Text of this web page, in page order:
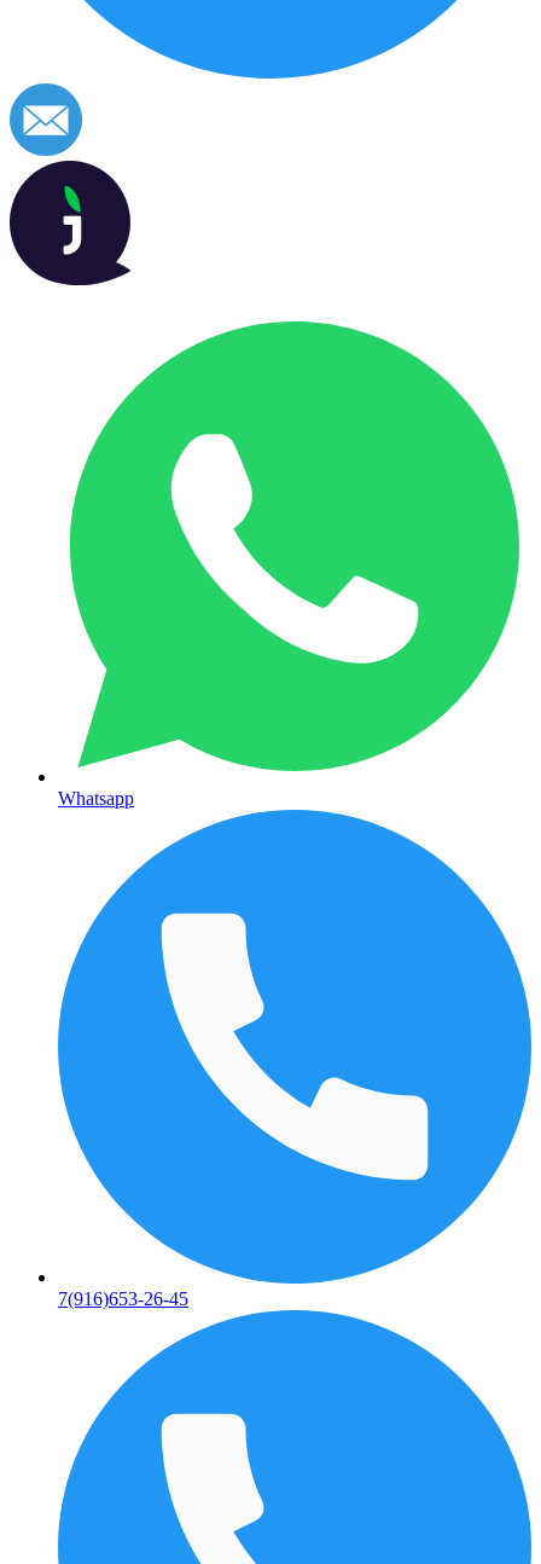
Whatsapp
7(916)653-26-45